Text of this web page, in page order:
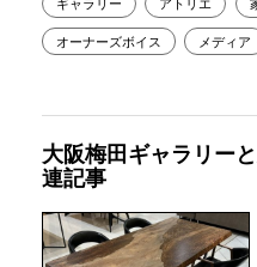
ギャラリー アトリエ
オーナーズボイス メディア
大阪梅田ギャラリー
連記事